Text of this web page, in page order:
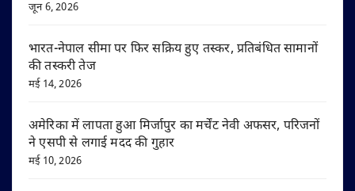
जून 6, 2026
भारत-नेपाल सीमा पर फिर सक्रिय हुए तस्कर, प्रतिबंधित सामानों
की तस्करी तेज
मई 14, 2026
अमेरिका में लापता हुआ मिर्जापुर का मर्चेंट नेवी अफसर, परिजनों
ने एसपी से लगाई मदद की गुहार
मई 10, 2026